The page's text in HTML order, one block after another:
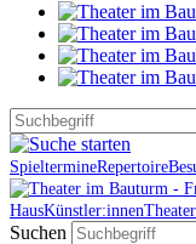
SpieltermineRepertoire
HausKünstler:innen
Suchen